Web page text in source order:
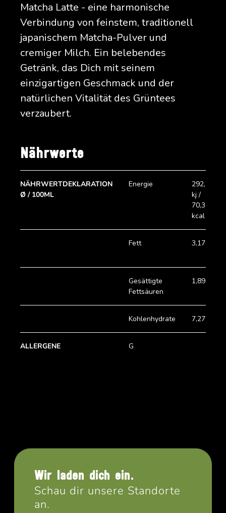
Matcha Latte - eine harmonische
Verbindung von feinstem, traditionell
japanischem Matcha-Pulver und
cremiger Milch. Ein belebendes
Getränk, das Dich mit seinem
einzigartigen Geschmack und der
natürlichen Vitalität des Grüntees
verzaubert.
Nährwerte
NÄHRWERTDEKLARATION
Ø / 100ML
Energie
292,57
kj /
70,30
kcal
Fett 3,17 g
Gesättigte
Fettsäuren
1,89 g
Kohlenhydrate 7,27 g
ALLERGENE G
Wir laden dich ein.
Schau dir unsere Standorte
an.